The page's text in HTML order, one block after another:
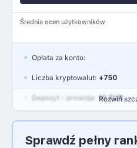
Średnia ocen użytkowników
Rozwiń
Opłata za konto:
Liczba kryptowalut: +750
Depozyt - prowizja: 10 EUR
Język polski: NIE
Sprawdź pełny